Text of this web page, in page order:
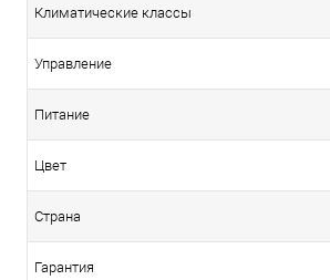
Климатические классы
Управление
Питание
Цвет
Страна
Гарантия